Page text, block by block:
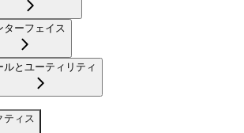
ターフェイス
ルとユーティリティ
ティス